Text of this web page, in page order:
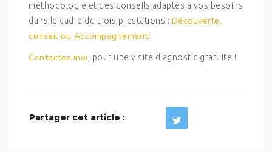
méthodologie et des conseils adaptés à vos besoins
dans le cadre de trois prestations : Découverte,
conseil ou Accompagnement.
Contactez-moi , pour une visite diagnostic gratuite !
Partager cet article :